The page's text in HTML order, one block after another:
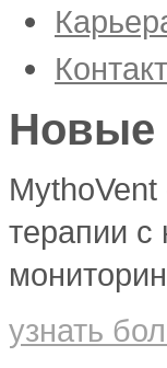
Вакансии
Новые
терапии
узнать